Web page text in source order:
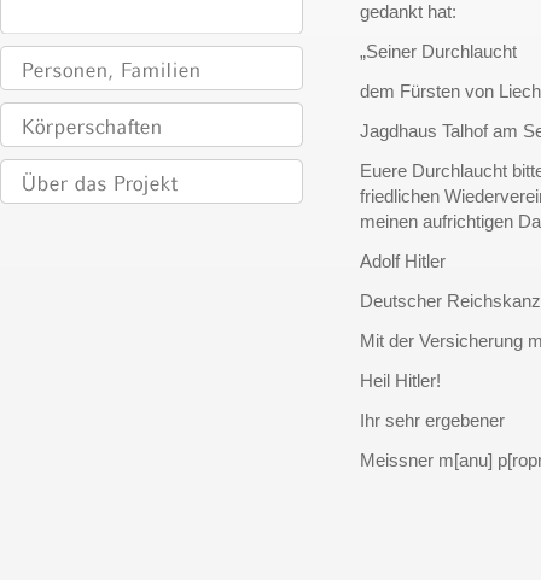
gedankt hat:
„Seiner Durchlaucht
dem Fürsten von
Jagdhaus Talhof am
Euere Durchlaucht
friedlichen
meinen aufrichtigen
Adolf Hitler
Deutscher
Mit der Versicherung
Heil Hitler!
Ihr sehr ergebener
Meissner m[anu]